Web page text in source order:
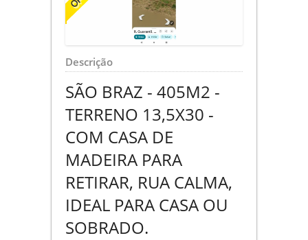
Descrição
SÃO BRAZ - 405M2 -
TERRENO 13,5X30 -
COM CASA DE
MADEIRA PARA
RETIRAR, RUA CALMA,
IDEAL PARA CASA OU
SOBRADO.